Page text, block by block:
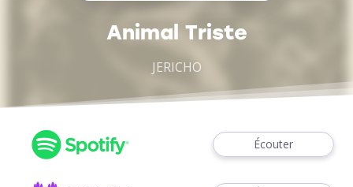
Animal Triste
JERICHO
Écouter